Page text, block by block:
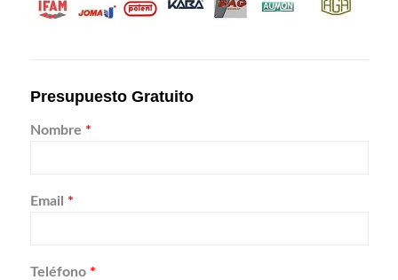
Presupuesto Gratuito
Nombre *
Email *
Teléfono *